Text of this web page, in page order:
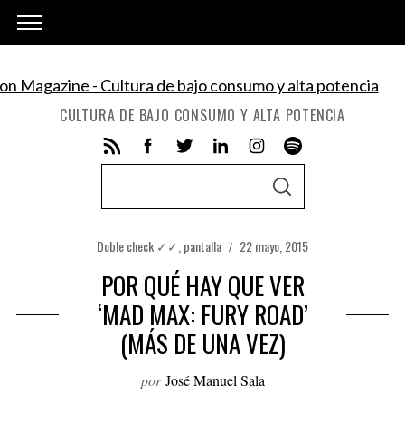
CULTURA DE BAJO CONSUMO Y ALTA POTENCIA
r
c
h
f
S
C
H
Doble check ✓✓ pantalla 22 mayo, 2015
POR QUÉ HAY QUE VER
‘MAD MAX: FURY ROAD’
(MÁS DE UNA VEZ)
por José Manuel Sala